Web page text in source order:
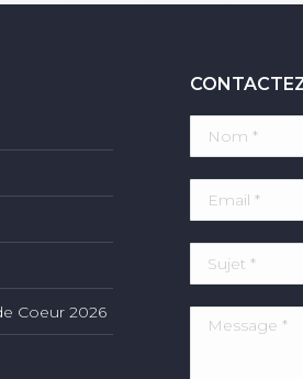
Coeur 2026